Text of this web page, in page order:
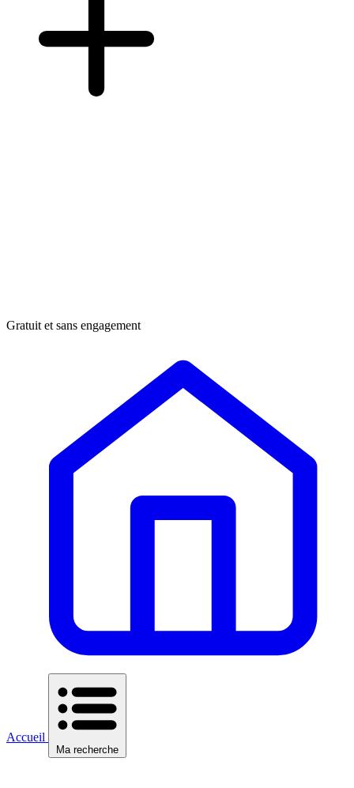
Gratuit et sans engagement
Accueil
Ma recherche